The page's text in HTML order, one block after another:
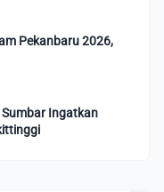
Pekanbaru 2026,
Ingatkan